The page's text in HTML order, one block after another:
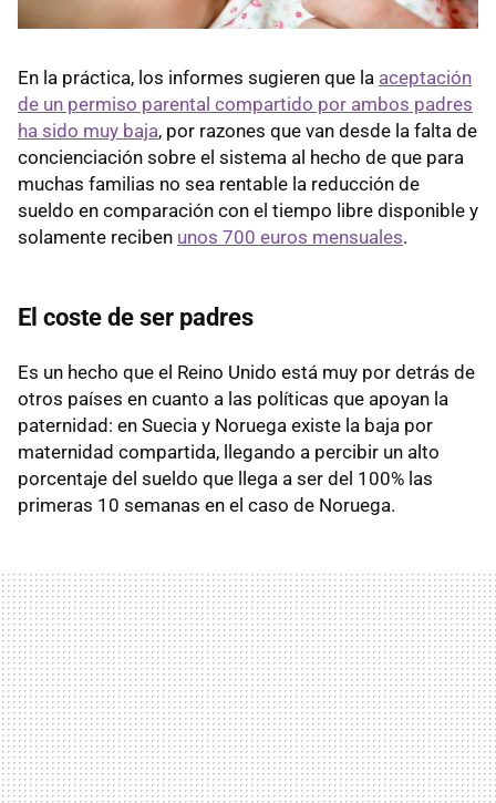
En la práctica, los informes sugieren que la aceptación
de un permiso parental compartido por ambos padres
ha sido muy baja, por razones que van desde la falta de
concienciación sobre el sistema al hecho de que para
muchas familias no sea rentable la reducción de
sueldo en comparación con el tiempo libre disponible y
solamente reciben unos 700 euros mensuales.
El coste de ser padres
Es un hecho que el Reino Unido está muy por detrás de
otros países en cuanto a las políticas que apoyan la
paternidad: en Suecia y Noruega existe la baja por
maternidad compartida, llegando a percibir un alto
porcentaje del sueldo que llega a ser del 100% las
primeras 10 semanas en el caso de Noruega.